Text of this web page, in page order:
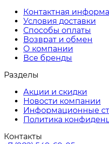
Контактная
Условия доставки
Способы оплаты
Возврат и обмен
О компании
Все бренды
Разделы
Акции и скидки
Новости компании
Информационные
Политика
Контакты